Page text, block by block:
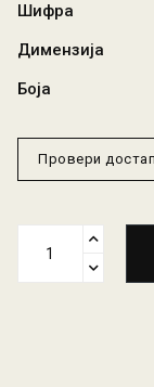
Шифра
Димензија
Боја
Провери